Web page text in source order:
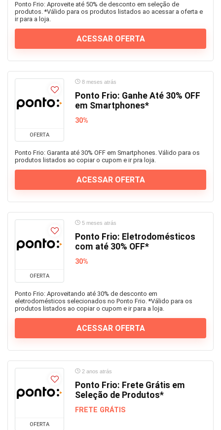
Ponto Frio: Aproveite até 50% de desconto em seleção de
produtos. *Válido para os produtos listados ao acessar a oferta e
ir para a loja.
ACESSAR OFERTA
OFERTA
8 meses atrás
Ponto Frio: Ganhe Até 30% OFF
em Smartphones*
30%
Ponto Frio: Garanta até 30% OFF em Smartphones. Válido para os
produtos listados ao copiar o cupom e ir pra loja.
ACESSAR OFERTA
OFERTA
5 meses atrás
Ponto Frio: Eletrodomésticos
com até 30% OFF*
30%
Ponto Frio: Aproveitando até 30% de desconto em
eletrodomésticos selecionados no Ponto Frio. *Válido para os
produtos listados ao copiar o cupom e ir para a loja.
ACESSAR OFERTA
OFERTA
2 anos atrás
Ponto Frio: Frete Grátis em
Seleção de Produtos*
FRETE GRÁTIS